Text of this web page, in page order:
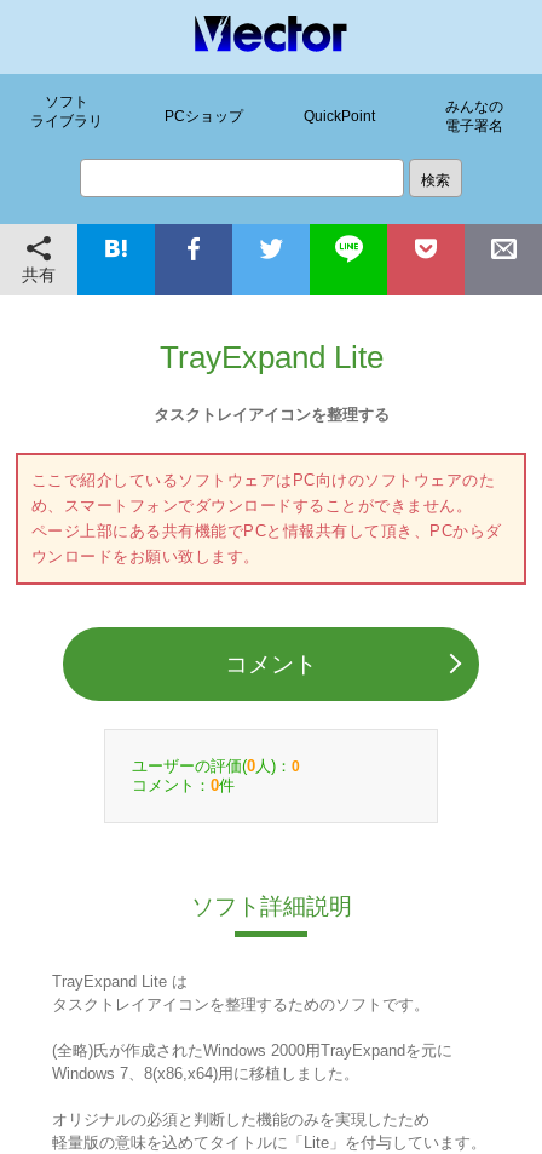
ソフト
ライブラリ
PCショップ QuickPoint
みんなの
電子署名
共有
TrayExpand Lite
タスクトレイアイコンを整理する
ここで紹介しているソフトウェアはPC向けのソフトウェアのた
め、スマートフォンでダウンロードすることができません。
ページ上部にある共有機能でPCと情報共有して頂き、PCからダ
ウンロードをお願い致します。
コメント
ユーザーの評価(0 人)： 0
コメント： 0件
ソフト詳細説明
TrayExpand Lite は
タスクトレイアイコンを整理するためのソフトです。
(全略)氏が作成されたWindows 2000用TrayExpandを元に
Windows 7、8(x86,x64)用に移植しました。
オリジナルの必須と判断した機能のみを実現したため
軽量版の意味を込めてタイトルに「Lite」を付与しています。